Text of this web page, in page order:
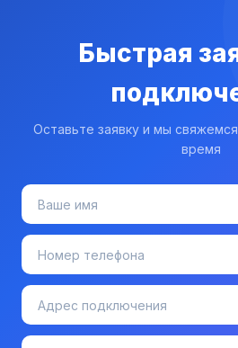
Быстрая
Оставьте заявку и мы
время